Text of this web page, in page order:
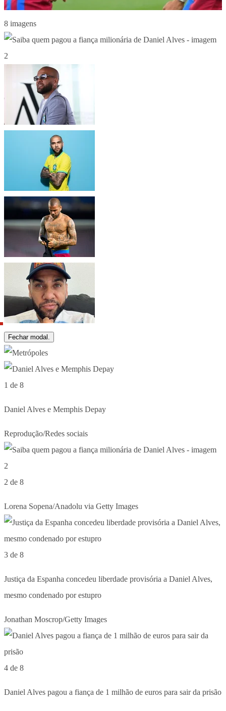
8 imagens
Fechar modal.
1 de 8
Daniel Alves e Memphis Depay
Reprodução/Redes sociais
2 de 8
Lorena Sopena/Anadolu via Getty Images
3 de 8
Justiça da Espanha concedeu liberdade provisória a Daniel Alves,
mesmo condenado por estupro
Jonathan Moscrop/Getty Images
4 de 8
Daniel Alves pagou a fiança de 1 milhão de euros para sair da prisão